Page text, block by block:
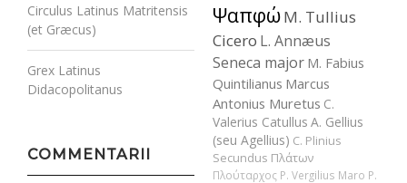
Circulus Latinus Matritensis
(et Græcus)
Grex Latinus
Didacopolitanus
COMMENTARII
ΨαπφώM. Tullius
Cicero L. Annæus
Seneca major M. Fabius
Quintilianus Marcus
Antonius Muretus C.
Valerius Catullus A. Gellius
(seu Agellius) C. Plinius
Secundus Πλάτων
Πλούταρχος P. Vergilius Maro P.